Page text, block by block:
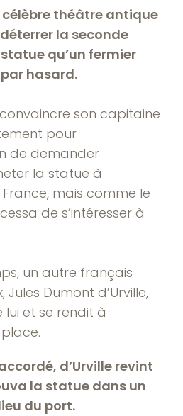
célèbre théâtre antique
la seconde
qu’un fermier
hasard.
son capitaine
pour
de demander
la statue à
mais comme le
de s’intéresser à
un autre français
Jules Dumont d’Urville,
et se rendit à
d’Urville revint
la statue dans un
du port.